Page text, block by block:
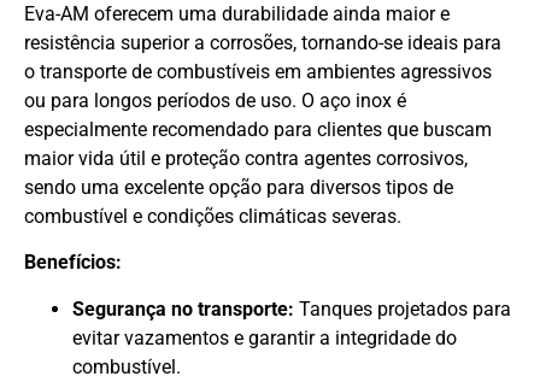
Eva-AM oferecem uma durabilidade ainda maior e
resistência superior a corrosões, tornando-se ideais para
o transporte de combustíveis em ambientes agressivos
ou para longos períodos de uso. O aço inox é
especialmente recomendado para clientes que buscam
maior vida útil e proteção contra agentes corrosivos,
sendo uma excelente opção para diversos tipos de
combustível e condições climáticas severas.
Benefícios:
Segurança no transporte: Tanques projetados para
evitar vazamentos e garantir a integridade do
combustível.